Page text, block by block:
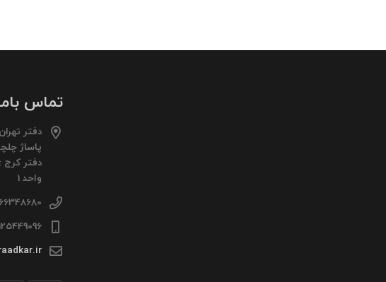
تماس
دفتر
پاساژ
واحد 1
66348680 - 66348660 تماس از 8 صبح تا 6 شب
WHATS APP